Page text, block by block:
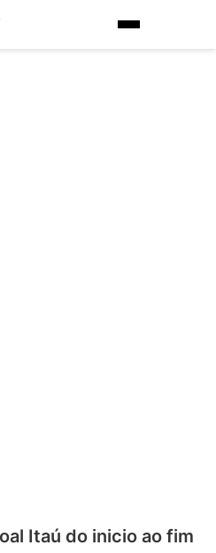
Itaú do inicio ao fim